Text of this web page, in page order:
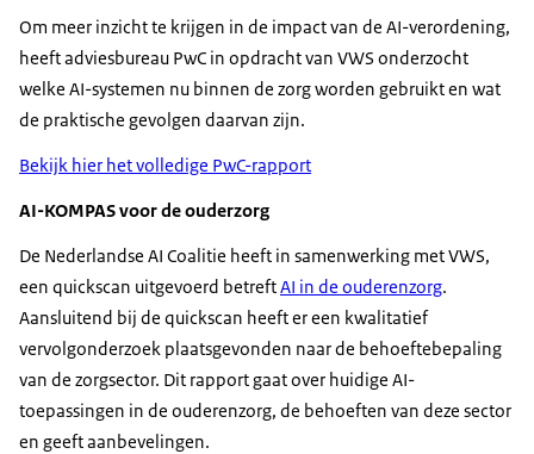
Om meer inzicht te krijgen in de impact van de AI-verordening,
heeft adviesbureau PwC in opdracht van VWS onderzocht
welke AI-systemen nu binnen de zorg worden gebruikt en wat
de praktische gevolgen daarvan zijn.
Bekijk hier het volledige PwC-rapport
AI-KOMPAS voor de ouderzorg
De Nederlandse AI Coalitie heeft in samenwerking met VWS,
een quickscan uitgevoerd betreftAI in de ouderenzorg.
Aansluitend bij de quickscan heeft er een kwalitatief
vervolgonderzoek plaatsgevonden naar de behoeftebepaling
van de zorgsector. Dit rapport gaat over huidige AI-
toepassingen in de ouderenzorg, de behoeften van deze sector
en geeft aanbevelingen.